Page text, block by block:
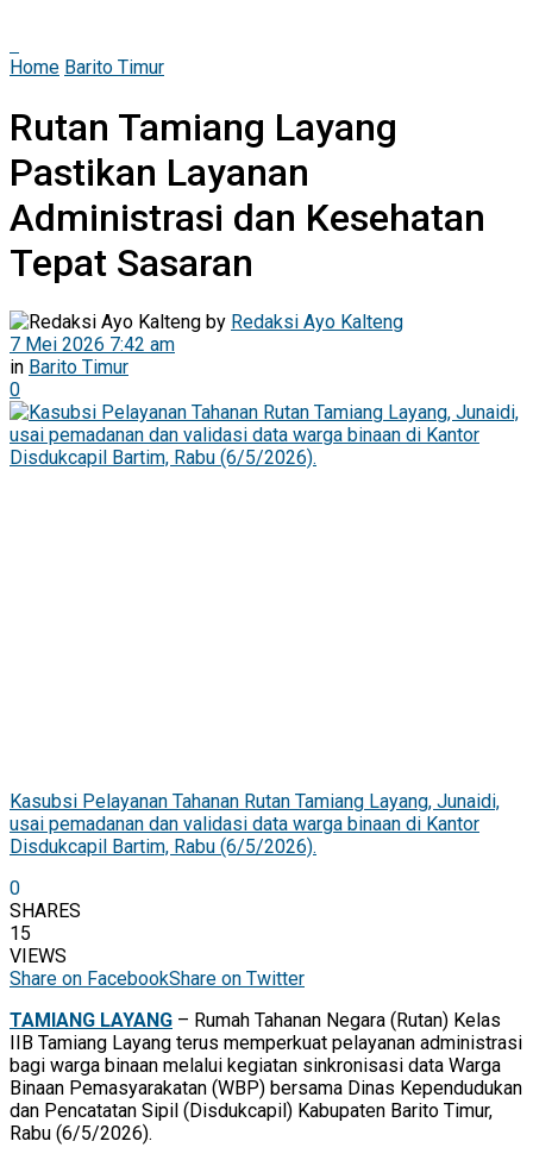
Home Barito Timur
Rutan Tamiang Layang
Pastikan Layanan
Administrasi dan Kesehatan
Tepat Sasaran
by Redaksi Ayo Kalteng
7 Mei 2026 7:42 am
in Barito Timur
0
Kasubsi Pelayanan Tahanan Rutan Tamiang Layang, Junaidi,
usai pemadanan dan validasi data warga binaan di Kantor
Disdukcapil Bartim, Rabu (6/5/2026).
0
SHARES
15
VIEWS
Share on FacebookShare on Twitter
TAMIANG LAYANG – Rumah Tahanan Negara (Rutan) Kelas
IIB Tamiang Layang terus memperkuat pelayanan administrasi
bagi warga binaan melalui kegiatan sinkronisasi data Warga
Binaan Pemasyarakatan (WBP) bersama Dinas Kependudukan
dan Pencatatan Sipil (Disdukcapil) Kabupaten Barito Timur,
Rabu (6/5/2026).